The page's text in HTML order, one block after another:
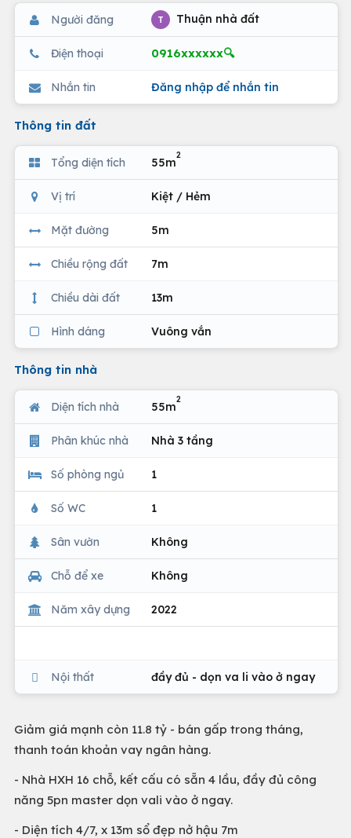
Người đăng T Thuận nhà đất
Điện thoại 0916xxxxxx🔍
Nhắn tin Đăng nhập để nhắn tin
Thông tin đất
Tổng diện tích 55m
2
Vị trí Kiệt / Hẻm
Mặt đường 5m
Chiều rộng đất 7m
Chiều dài đất 13m
Hình dáng Vuông vắn
Thông tin nhà
Diện tích nhà 55m
2
Phân khúc nhà Nhà 3 tầng
Số phòng ngủ 1
Số WC 1
Sân vườn Không
Chỗ để xe Không
Năm xây dựng 2022
Nội thất đầy đủ - dọn va li vào ở ngay
Giảm giá mạnh còn 11.8 tỷ - bán gấp trong tháng,
thanh toán khoản vay ngân hàng.
- Nhà HXH 16 chỗ, kết cấu có sẵn 4 lầu, đầy đủ công
năng 5pn master dọn vali vào ở ngay.
- Diện tích 4/7, x 13m sổ đẹp nở hậu 7m